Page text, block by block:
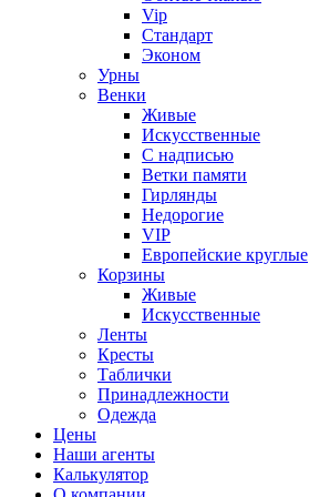
Vip
Стандарт
Эконом
Урны
Венки
Живые
Искусственные
С надписью
Ветки памяти
Гирлянды
Недорогие
VIP
Европейские круглые
Корзины
Живые
Искусственные
Ленты
Кресты
Таблички
Принадлежности
Одежда
Цены
Наши агенты
Калькулятор